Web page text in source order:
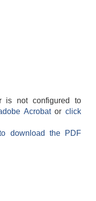
is not configured to
Acrobatorclick
download the PDF